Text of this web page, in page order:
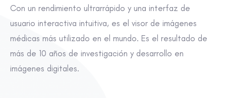
Con un rendimiento ultrarrápido y una interfaz de
usuario interactiva intuitiva, es el visor de imágenes
médicas más utilizado en el mundo. Es el resultado de
más de 10 años de investigación y desarrollo en
imágenes digitales.